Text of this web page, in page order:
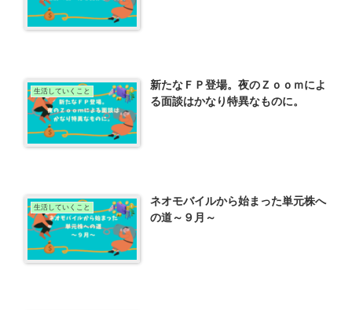
生活していくこと
新たなＦＰ登場。夜のＺｏｏｍによ
る面談はかなり特異なものに。
生活していくこと
ネオモバイルから始まった単元株へ
の道～９月～